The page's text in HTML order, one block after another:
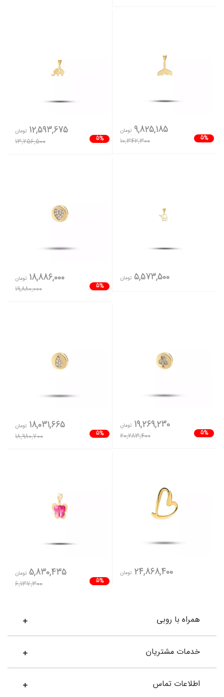
5%
9,825,185 تومان
10,342,300
5%
12,593,675 تومان
13,256,500
5,573,500 تومان
5%
18,886,000 تومان
19,880,000
5%
19,269,230 تومان
20,283,400
5%
18,031,665 تومان
18,980,700
24,868,400 تومان
5%
5,830,435 تومان
6,137,300
همراه با روبی
خدمات مشتریان
اطلاعات تماس